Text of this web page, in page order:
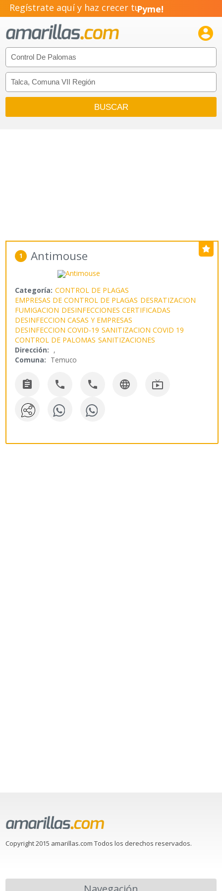
Regístrate aquí y haz crecer tuPyme!
Emprendimiento!

1 Antimouse
Categoría: CONTROL DE PLAGAS
EMPRESAS DE CONTROL DE PLAGAS DESRATIZACION
FUMIGACION DESINFECCIONES CERTIFICADAS
DESINFECCION CASAS Y EMPRESAS
DESINFECCION COVID-19 SANITIZACION COVID 19
CONTROL DE PALOMAS SANITIZACIONES
Dirección: ,
Comuna: Temuco
    
Copyright 2015 amarillas.com Todos los derechos reservados.